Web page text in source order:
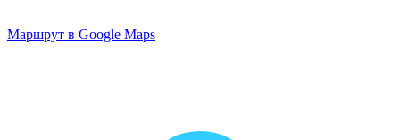
Маршрут в Google Maps